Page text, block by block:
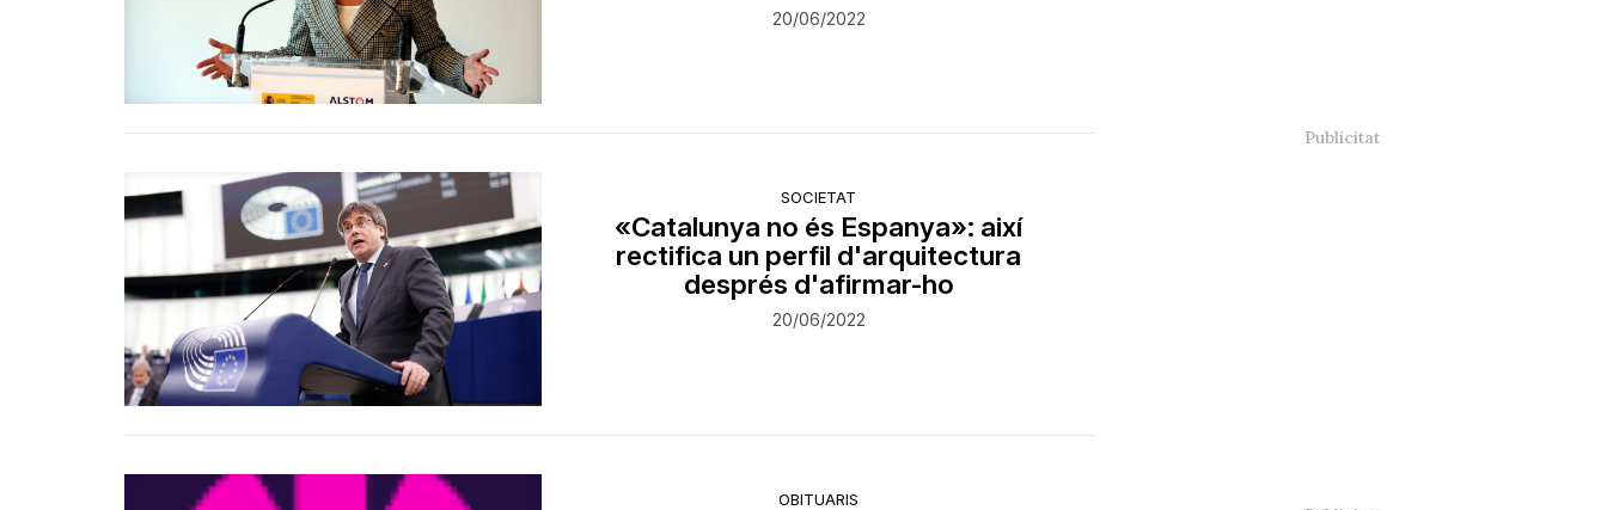
20/06/2022
SOCIETAT
«Catalunya no és Espanya»: així
rectifica un perfil d'arquitectura
després d'afirmar-ho
20/06/2022
OBITUARIS